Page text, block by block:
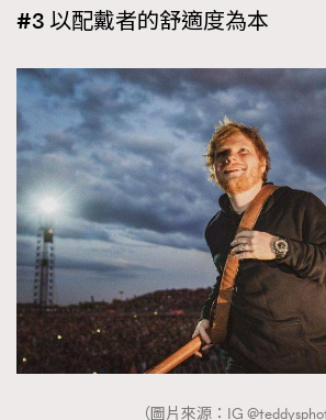
#3 以配戴者的舒適度為本
（圖片來源：IG